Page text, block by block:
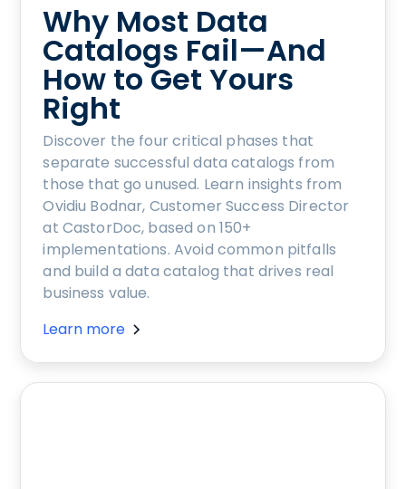
Why Most Data
Catalogs Fail—And
How to Get Yours
Right
Discover the four critical phases that
separate successful data catalogs from
those that go unused. Learn insights from
Ovidiu Bodnar, Customer Success Director
at CastorDoc, based on 150+
implementations. Avoid common pitfalls
and build a data catalog that drives real
business value.
Learn more